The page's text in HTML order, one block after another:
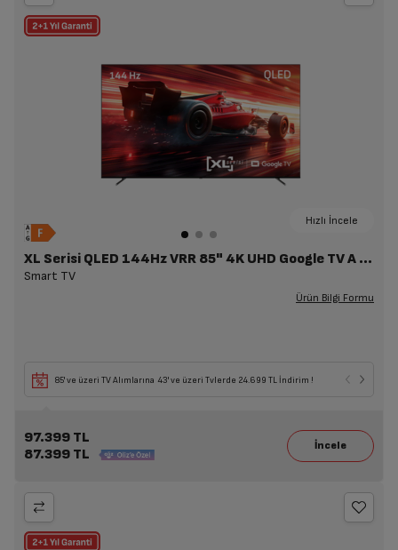
Hızlı İncele
XL Serisi QLED 144Hz VRR 85" 4K UHD Google TV A XL85 C
Smart TV
Ürün Bilgi Formu
85' ve üzeri TV Alımlarına 43' ve üzeri Tvlerde 24.699 TL İndirim !
97.399 TL
87.399 TL